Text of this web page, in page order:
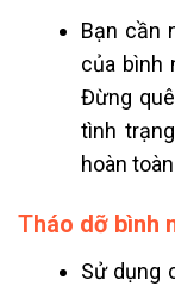
Bạn cần
của bình
Đừng
tình
hoàn
Tháo dỡ bình
Sử dụng